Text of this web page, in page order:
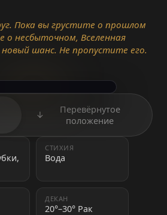
Пока вы грустите о прошлом
о несбыточном, Вселенная
шанс. Не пропустите его.
↓
Перевёрнутое
положение
СТИХИЯ
Вода
ДЕКАН
20°–30° Рак